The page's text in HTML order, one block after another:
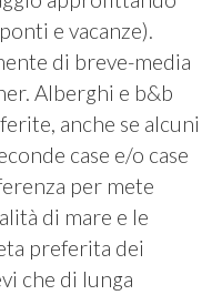
e vacanze).
di breve-media
Alberghi e b&b
anche se alcuni
case e/o case
per mete
di mare e le
preferita dei
che di lunga